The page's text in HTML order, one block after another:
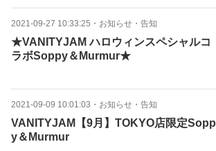
2021-09-27 10:33:25 ・ お知らせ・告知
★VANITYJAM ハロウィンスペシャルコ
ラボSoppy＆Murmur★
2021-09-09 10:01:03 ・ お知らせ・告知
VANITYJAM【9月】TOKYO店限定Sopp
y＆Murmur